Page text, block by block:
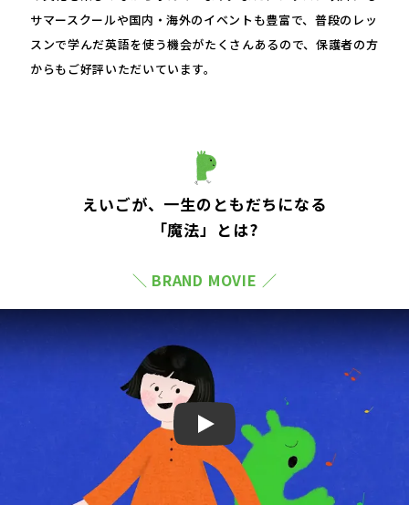
サマースクールや国内・海外のイベントも豊富で、普段のレッ
スンで学んだ英語を使う機会がたくさんあるので、保護者の方
からもご好評いただいています。
えいごが、一生のともだちになる
「魔法」とは?
＼ BRAND MOVIE ／